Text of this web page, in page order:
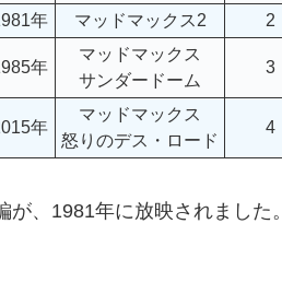
年
マッドマックス2 2
年
マッドマックス
サンダードーム
3
年
マッドマックス
怒りのデス・ロード
4
、1981年に放映されました。